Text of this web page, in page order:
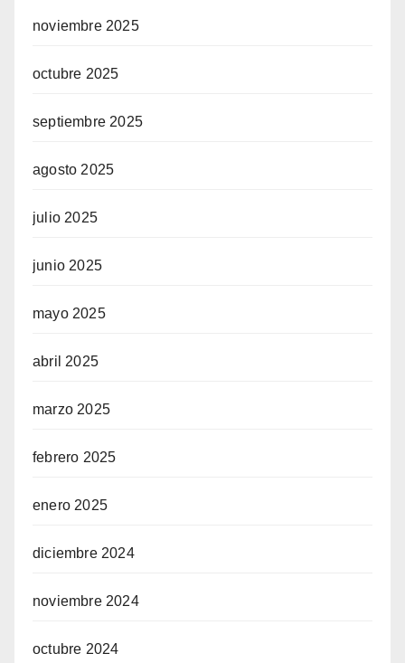
noviembre 2025
octubre 2025
septiembre 2025
agosto 2025
julio 2025
junio 2025
mayo 2025
abril 2025
marzo 2025
febrero 2025
enero 2025
diciembre 2024
noviembre 2024
octubre 2024